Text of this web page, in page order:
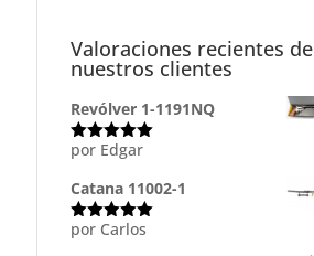
Valoraciones recientes de
nuestros clientes
Revólver 1-1191NQ
Valorado
por Edgar
Catana 11002-1
Valorado
por Carlos